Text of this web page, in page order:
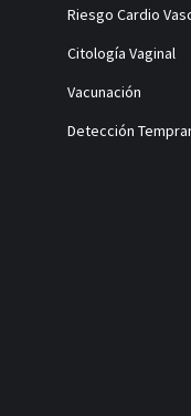
Riesgo Cardio
Citología Vaginal
Vacunación
Detección